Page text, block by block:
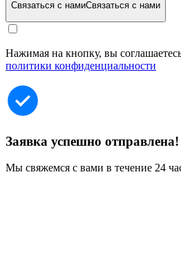
Связаться с намиСвязаться с нами
Нажимая на кнопку, вы
политики конфиденциальности
Заявка успешно отправлена!
Мы свяжемся с вами в течение 24